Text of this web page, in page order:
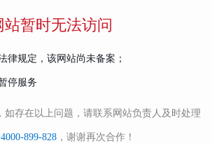
站暂时无法访问
律规定，该网站尚未备案；
停服务
如存在以上问题，请联系网站负责人及时处理
4000-899-828 ，谢谢再次合作！